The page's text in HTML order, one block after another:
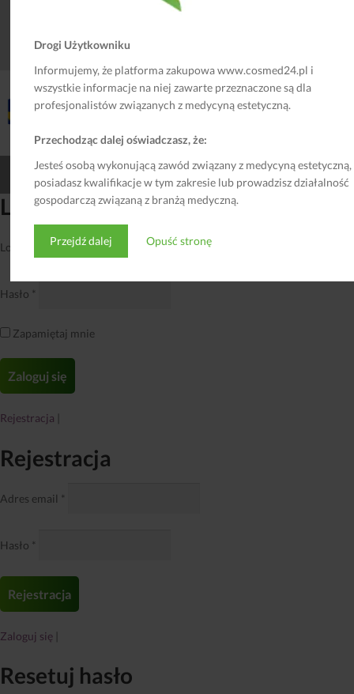
Drogi Użytkowniku
Informujemy, że platforma zakupowa www.cosmed24.pl i
wszystkie informacje na niej zawarte przeznaczone są dla
profesjonalistów związanych z medycyną estetyczną.
Przechodząc dalej oświadczasz, że:
Jesteś osobą wykonującą zawód związany z medycyną estetyczną,
posiadasz kwalifikacje w tym zakresie lub prowadzisz działalność
gospodarczą związaną z branżą medyczną.
Przejdź dalej Opuść stronę
się na zautomatyzowanym przetwarzaniu, w tym profilowaniu.
©2018 Cosmed24 Wykonawca: Grupa Faro
Login
Login lub adres email*
Hasło *
Zapamiętaj mnie
Rejestracja
Rejestracja
Adres email *
Hasło *
Zaloguj się
Resetuj hasło